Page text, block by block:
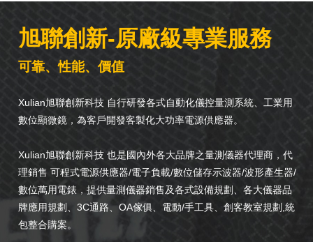
旭聯創新-原廠級專業服務
可靠、性能、價值
Xulian旭聯創新科技 自行研發各式自動化儀控量測系統、工業用
數位顯微鏡，為客戶開發客製化大功率電源供應器。
Xulian旭聯創新科技 也是國內外各大品牌之量測儀器代理商，代
理銷售 可程式電源供應器/電子負載/數位儲存示波器/波形產生器/
數位萬用電錶，提供量測儀器銷售及各式設備規劃、各大儀器品
牌應用規劃、3C通路、OA傢俱、電動/手工具、創客教室規劃,統
包整合購案。